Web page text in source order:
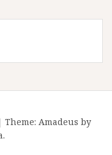
Theme: Amadeus by